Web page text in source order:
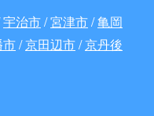
宇治市/宮津市/亀岡
市/京田辺市/京丹後